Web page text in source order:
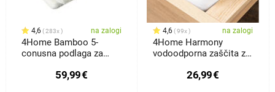
4,6 283x na zalogi
4Home Bamboo 5-
conusna podlaga za
59,99€
4,6 99x na zalogi
4Home Harmony
vodoodporna zaščita za
x 200 cm26,99€